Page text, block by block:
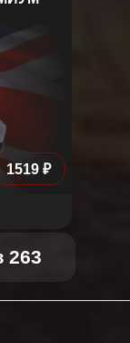
1519 ₽
263